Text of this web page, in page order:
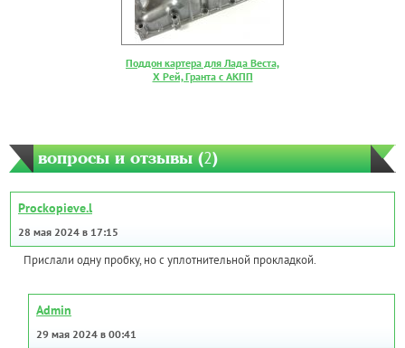
Поддон картера для Лада Веста,
Х Рей, Гранта с АКПП
вопросы и отзывы (2)
Prockopieve.l
28 мая 2024 в 17:15
Прислали одну пробку, но с уплотнительной прокладкой.
Admin
29 мая 2024 в 00:41